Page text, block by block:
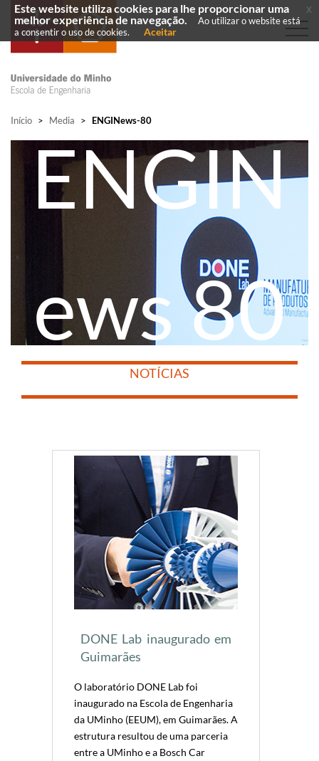
Início > Media > ENGINews-80
ENGIN
ews 80
​
NOTÍCIAS
​
DONE Lab inaugurado em
Guimarães
O laboratório DONE Lab foi
inaugurado na Escola de Engenharia
da UMinho (EEUM), em Guimarães. A
estrutura resultou de uma parceria
entre a UMinho e a Bosch Car
Este website utiliza cookies para lhe proporcionar uma
melhor experiência de navegação.
Ao utilizar o website está
a consentir o uso de cookies.
Aceitar
x